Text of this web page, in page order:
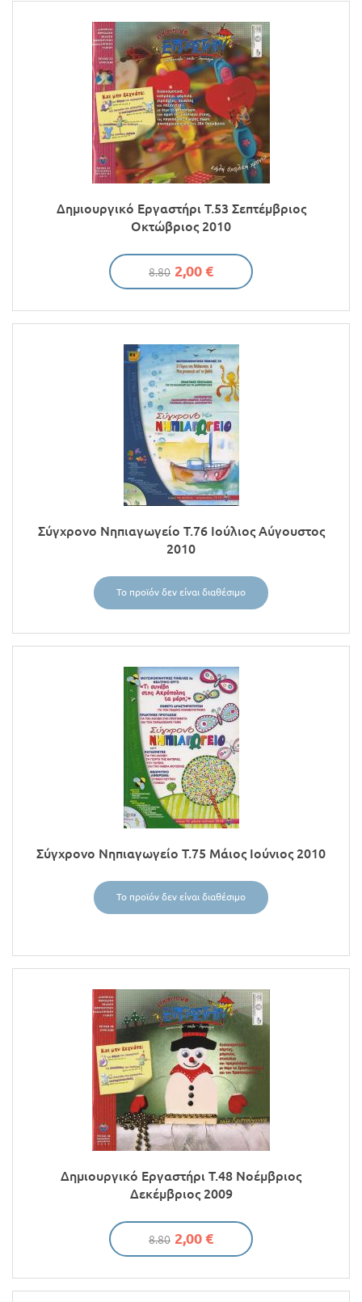
Δημιουργικό Εργαστήρι Τ.53 Σεπτέμβριος
Οκτώβριος 2010
8.80 2,00 €
Σύγχρονο Νηπιαγωγείο Τ.76 Ιούλιος Αύγουστος
2010
Το προϊόν δεν είναι διαθέσιμο
Σύγχρονο Νηπιαγωγείο Τ.75 Μάιος Ιούνιος 2010
Το προϊόν δεν είναι διαθέσιμο
Δημιουργικό Εργαστήρι Τ.48 Νοέμβριος
Δεκέμβριος 2009
8.80 2,00 €